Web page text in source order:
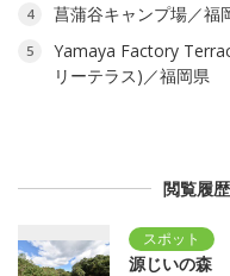
4 菖蒲谷キャンプ場／福
5
Yamaya Factory
リーテラス)／福岡県
閲覧履歴
源じいの森